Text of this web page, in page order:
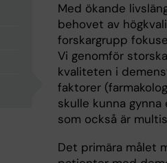
Med ökande
behovet av
forskargrupp
Vi genomför
kvaliteten i
faktorer
skulle kunna
som också är
Det primära målet